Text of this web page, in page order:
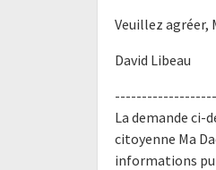
Veuillez agréer,
David Libeau
La demande ci-
citoyenne Ma
informations